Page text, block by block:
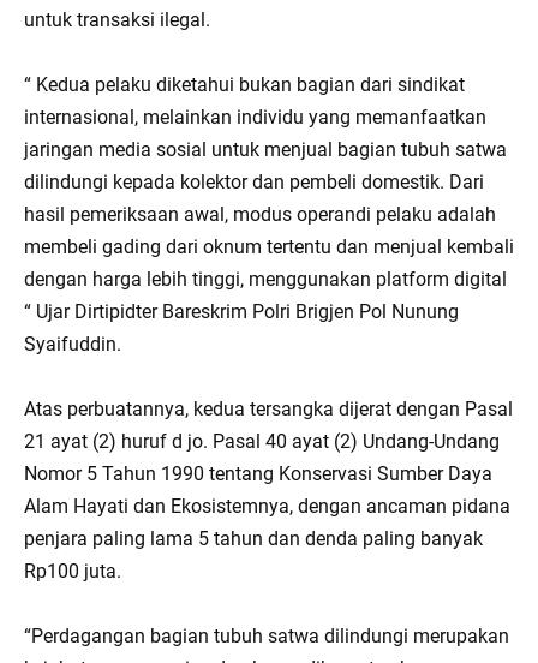
untuk transaksi ilegal.
“ Kedua pelaku diketahui bukan bagian dari sindikat
internasional, melainkan individu yang memanfaatkan
jaringan media sosial untuk menjual bagian tubuh satwa
dilindungi kepada kolektor dan pembeli domestik. Dari
hasil pemeriksaan awal, modus operandi pelaku adalah
membeli gading dari oknum tertentu dan menjual kembali
dengan harga lebih tinggi, menggunakan platform digital
“ Ujar Dirtipidter Bareskrim Polri Brigjen Pol Nunung
Syaifuddin.
Atas perbuatannya, kedua tersangka dijerat dengan Pasal
21 ayat (2) huruf d jo. Pasal 40 ayat (2) Undang-Undang
Nomor 5 Tahun 1990 tentang Konservasi Sumber Daya
Alam Hayati dan Ekosistemnya, dengan ancaman pidana
penjara paling lama 5 tahun dan denda paling banyak
Rp100 juta.
“Perdagangan bagian tubuh satwa dilindungi merupakan